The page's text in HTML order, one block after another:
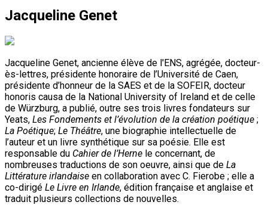
Jacqueline Genet
Jacqueline Genet, ancienne élève de l'ENS, agrégée, docteur-
ès-lettres, présidente honoraire de l’Université de Caen,
présidente d’honneur de la SAES et de la SOFEIR, docteur
honoris causa de la National University of Ireland et de celle
de Würzburg, a publié, outre ses trois livres fondateurs sur
Yeats, Les Fondements et l’évolution de la création poétique ;
La Poétique; Le Théâtre, une biographie intellectuelle de
l’auteur et un livre synthétique sur sa poésie. Elle est
responsable du Cahier de l’Herne le concernant, de
nombreuses traductions de son oeuvre, ainsi que de La
Littérature irlandaise en collaboration avec C. Fierobe ; elle a
co-dirigé Le Livre en Irlande, édition française et anglaise et
traduit plusieurs collections de nouvelles.